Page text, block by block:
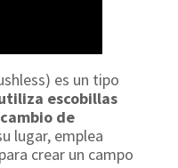
es un tipo
escobillas
de
lugar, emplea
crear un campo